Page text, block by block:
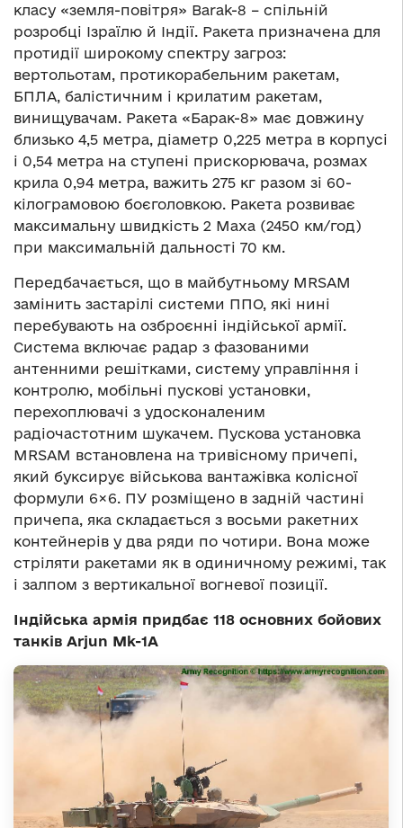
класу «земля-повітря» Barak-8 – спільній
розробці Ізраїлю й Індії. Ракета призначена для
протидії широкому спектру загроз:
вертольотам, протикорабельним ракетам,
БПЛА, балістичним і крилатим ракетам,
винищувачам. Ракета «Барак-8» має довжину
близько 4,5 метра, діаметр 0,225 метра в корпусі
і 0,54 метра на ступені прискорювача, розмах
крила 0,94 метра, важить 275 кг разом зі 60-
кілограмовою боєголовкою. Ракета розвиває
максимальну швидкість 2 Маха (2450 км/год)
при максимальній дальності 70 км.
Передбачається, що в майбутньому MRSAM
замінить застарілі системи ППО, які нині
перебувають на озброєнні індійської армії.
Система включає радар з фазованими
антенними решітками, систему управління і
контролю, мобільні пускові установки,
перехоплювачі з удосконаленим
радіочастотним шукачем. Пускова установка
MRSAM встановлена на тривісному причепі,
який буксирує військова вантажівка колісної
формули 6×6. ПУ розміщено в задній частині
причепа, яка складається з восьми ракетних
контейнерів у два ряди по чотири. Вона може
стріляти ракетами як в одиничному режимі, так
і залпом з вертикальної вогневої позиції.
Індійська армія придбає 118 основних бойових
танків Arjun Mk-1A